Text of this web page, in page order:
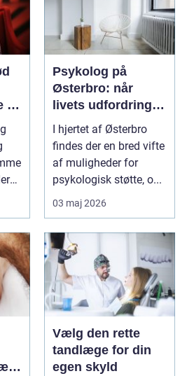
i
Psykolog på
Østerbro: når
livets udfordringer
kræver
professionel støtte
I hjertet af Østerbro
findes der en bred vifte
af muligheder for
psykologisk støtte, o...
03 maj 2026
Vælg den rette
tandlæge for din
egen skyld